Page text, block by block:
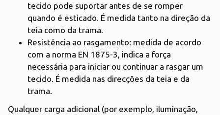
tecido pode suportar antes de se romper
quando é esticado. É medida tanto na direção da
teia como da trama.
Resistência ao rasgamento: medida de acordo
com a norma EN 1875-3, indica a força
necessária para iniciar ou continuar a rasgar um
tecido. É medida nas direcções da teia e da
trama.
Qualquer carga adicional (por exemplo, iluminação,